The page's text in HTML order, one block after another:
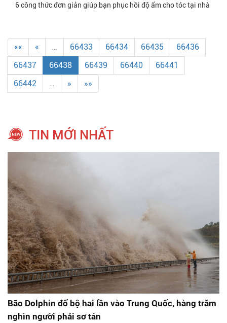
6 công thức đơn giản giúp bạn phục hồi độ ẩm cho tóc tại nhà
«« « … 66433 66434 66435
66436
66437
66438 66439 66440
66441
66442
… » »»
TIN MỚI NHẤT
Bão Dolphin đổ bộ hai lần vào Trung Quốc, hàng trăm
nghìn người phải sơ tán